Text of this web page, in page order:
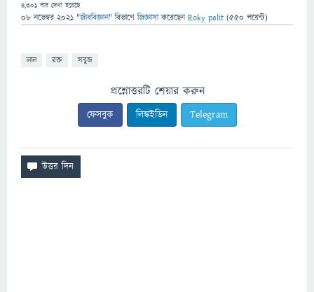
4,301 বার দেখা হয়েছে
08 নভেম্বর 2021 "জীববিজ্ঞান" বিভাগে জিজ্ঞাসাকরেছেনRoky palit (550 পয়েন্ট)
লাল রক্ত সবুজ
প্রশ্নোত্তরটি শেয়ার করুন
ফেসবুক লিঙ্কইডিন Telegram